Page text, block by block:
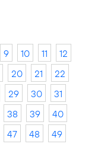
9 10 11
12
20 21
22
29 30
31
38 39
40
47 48
49